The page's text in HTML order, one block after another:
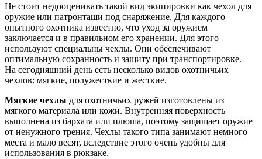
Не стоит недооценивать такой вид экипировки как чехол для
оружие или патронташи под снаряжение. Для каждого
опытного охотника известно, что уход за оружием
заключается и в правильном его хранении. Для этого
используют специальны чехлы. Они обеспечивают
оптимальную сохранность и защиту при транспортировке.
На сегодняшний день есть несколько видов охотничьих
чехлов: мягкие, полужесткие и жесткие.
Мягкие чехлы для охотничьих ружей изготовлены из
мягкого материала или кожи. Внутренняя поверхность
выполнена из бархата или плюша, поэтому защищает оружие
от ненужного трения. Чехлы такого типа занимают немного
места и мало весят, вследствие этого очень удобны для
использования в рюкзаке.